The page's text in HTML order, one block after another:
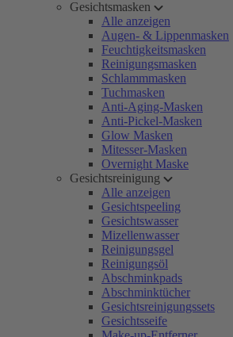
Gesichtsmasken
Alle anzeigen
Augen- & Lippenmasken
Feuchtigkeitsmasken
Reinigungsmasken
Schlammmasken
Tuchmasken
Anti-Aging-Masken
Anti-Pickel-Masken
Glow Masken
Mitesser-Masken
Overnight Maske
Gesichtsreinigung
Alle anzeigen
Gesichtspeeling
Gesichtswasser
Mizellenwasser
Reinigungsgel
Reinigungsöl
Abschminkpads
Abschminktücher
Gesichtsreinigungssets
Gesichtsseife